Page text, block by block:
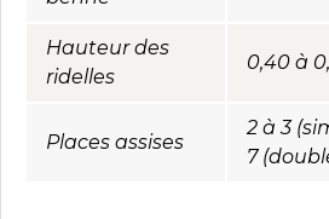
Hauteur des
ridelles
0,40 à
Places assises
2 à 3
7